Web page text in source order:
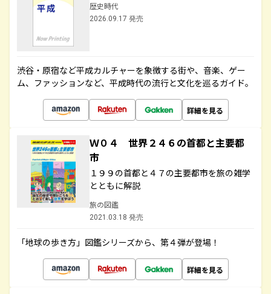
歴史時代
2026.09.17 発売
渋谷・原宿など平成カルチャーを象徴する街や、音楽、ゲー
ム、ファッションなど、平成時代の流行と文化を巡るガイド。
詳細を見る
Ｗ０４ 世界２４６の首都と主要都
市
１９９の首都と４７の主要都市を旅の雑学
とともに解説
旅の図鑑
2021.03.18 発売
「地球の歩き方」図鑑シリーズから、第４弾が登場！
詳細を見る